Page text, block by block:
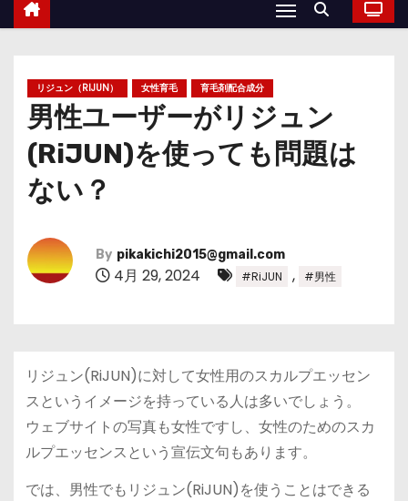
リジュン（RIJUN） 女性育毛 育毛剤配合成分
男性ユーザーがリジュン
(RiJUN)を使っても問題は
ない？
By pikakichi2015@gmail.com
4月 29, 2024 #RiJUN , #男性
リジュン(RiJUN)に対して女性用のスカルプエッセン
スというイメージを持っている人は多いでしょう。
ウェブサイトの写真も女性ですし、女性のためのスカ
ルプエッセンスという宣伝文句もあります。
では、男性でもリジュン(RiJUN)を使うことはできる